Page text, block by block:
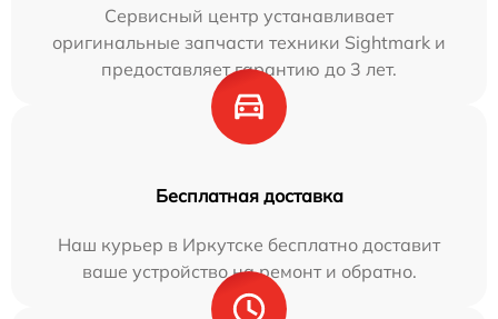
Сервисный центр устанавливает
оригинальные запчасти техники Sightmark и
предоставляет гарантию до 3 лет.
Бесплатная доставка
Наш курьер в Иркутске бесплатно доставит
ваше устройство на ремонт и обратно.